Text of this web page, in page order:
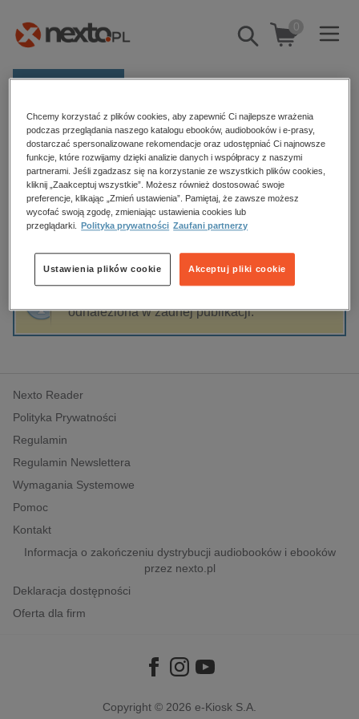
Pokaż/schowaj
wyszukiwarkę
0
Kategorie
Zobacz wszystkie E-prasa
budownictwo, aranżacja wnętrz
biznesowe, branżowe, gospodarka
dzienniki
edukacja
hobby, sport, rozrywka
komputery, internet, technologie, informatyka
polityka, społeczno-informacyjne
psychologiczne
inne
popularno-naukowe
historia
Strona główna Monika Gromek
Monika Gromek
Sortowanie Filtrowanie
odnaleziona w żadnej publikacji.
Nexto Reader
Polityka Prywatności
Regulamin
Regulamin Newslettera
Wymagania Systemowe
Pomoc
Kontakt
Informacja o zakończeniu dystrybucji audiobooków i ebooków
przez nexto.pl
Deklaracja dostępności
Oferta dla firm
Copyright © 2026 e-Kiosk S.A.
Chcemy korzystać z plików cookies, aby zapewnić Ci najlepsze wrażenia
podczas przeglądania naszego katalogu ebooków, audiobooków i e-prasy,
dostarczać spersonalizowane rekomendacje oraz udostępniać Ci najnowsze
funkcje, które rozwijamy dzięki analizie danych i współpracy z naszymi
partnerami. Jeśli zgadzasz się na korzystanie ze wszystkich plików cookies,
kliknij „Zaakceptuj wszystkie”. Możesz również dostosować swoje
preferencje, klikając „Zmień ustawienia”. Pamiętaj, że zawsze możesz
wycofać swoją zgodę, zmieniając ustawienia cookies lub
przeglądarki.
Polityka prywatności Zaufani partnerzy
Akceptuj pliki cookie
Ustawienia plików cookie